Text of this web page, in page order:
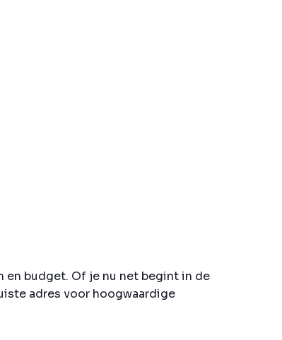
budget. Of je nu net begint in de
adres voor hoogwaardige